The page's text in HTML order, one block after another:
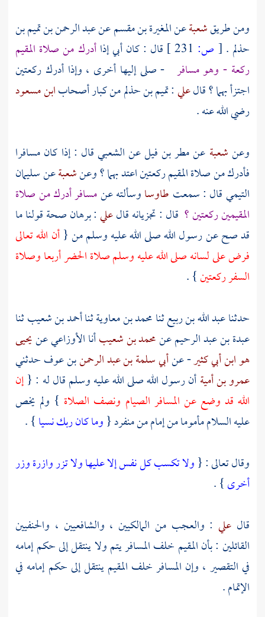
ومن طريقشعبةعنالمغيرة بن مقسمعنعبد الرحمن بن تميم بن
حذلم .
[ ص: قال : كان أبي إذاأدرك من صلاة المقيم
ركعة - وهو مسافر - صلى إليها أخرى ، وإذا أدرك ركعتين
اجتزأ بهما ؟ قالعلي:تميم بن حذلممن كبار أصحابابن مسعود
رضي الله عنه .
وعنشعبة عنمطر بن فيلعنالشعبيقال : إذا كان مسافرا
فأدرك من صلاة المقيم ركعتين اعتد بهما ؟ وعنشعبةعنسليمان
التيميقال : سمعت طاوساوسألته عنمسافر أدرك من صلاة
المقيمين ركعتين ؟ قال : تجزيانه قالعلي: برهان صحة قولنا ما
قد صح عن رسول الله صلى الله عليه وسلم من {أن الله تعالى
فرض على لسانه صلى الله عليه وسلم صلاة الحضر أربعا وصلاة
السفر ركعتين} .
حدثناعبد الله بن ربيعثنامحمد بن معاويةثناأحمد بن شعيبثنا
عبدة بن عبد الرحيمعنمحمد بن شعيبأناالأوزاعيعنيحيى
هو ابن أبي كثير- عنأبي سلمة بن عبد الرحمنبنعوفحدثني
عمرو بن أميةأن رسول الله صلى الله عليه وسلم قال له : {إن
الله قد وضع عن المسافر الصيام ونصف الصلاة } ولم يخص
عليه السلام مأموما من إمام من منفرد {وما كان ربك نسيا} .
وقال تعالى : {ولا تكسب كل نفس إلا عليها ولا تزر وازرة وزر
أخرى} .
قال علي : والعجب من المالكيين ، والشافعيين ، والحنفيين
القائلين : بأن المقيم خلف المسافر يتم ولا ينتقل إلى حكم إمامه
في التقصير ، وإن المسافر خلف المقيم ينتقل إلى حكم إمامه في
الإتمام .